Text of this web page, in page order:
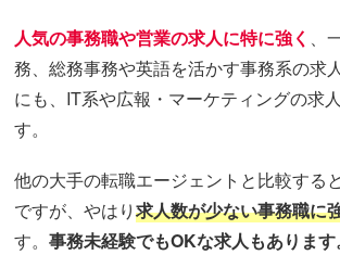
人気の事務職や営業の求人に特に強く 、
務、総務事務や英語を活かす事務系の求
にも、IT系や広報・マーケティングの求
す。
他の大手の転職エージェントと比較する
ですが、やはり求人数が少ない事務職に
す。事務未経験でもOKな求人もあります